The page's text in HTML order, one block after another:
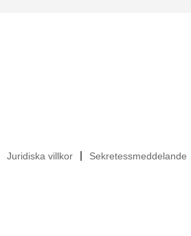
Juridiska villkor Sekretessmeddelande